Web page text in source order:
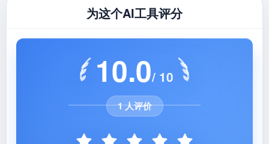
为这个AI工具评分
10.0/ 10
1 人评价